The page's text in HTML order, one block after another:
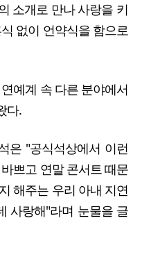
소개로 만나 사랑을 키
없이 언약식을 함으로
예계 속 다른 분야에서
다.
은 "공식석상에서 이런
쁘고 연말 콘서트 때문
해주는 우리 아내 지연
사랑해"라며 눈물을 글